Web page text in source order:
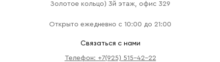
Телефон: +7(925) 515-42-22
Связаться с нами
Открыто ежедневно с 10:00 до 21:00
Золотое кольцо) 3й этаж, офис 329